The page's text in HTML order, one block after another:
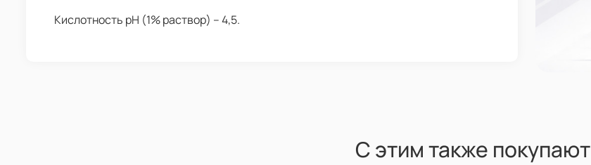
Кислотность рН (1% раствор) – 4,5.
С этим также покупают